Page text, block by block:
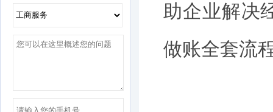
助企业解决
做账全套流